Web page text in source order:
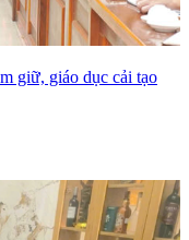
giữ, giáo dục cải tạo